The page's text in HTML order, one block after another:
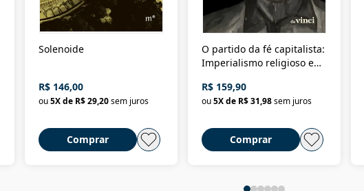
Solenoide
R$ 146,00
ou5X de R$ 29,20sem juros
Comprar
O partido da fé capitalista:
Imperialismo religioso e
Brasil
R$ 159,90
ou5X de R$ 31,98sem juros
Comprar